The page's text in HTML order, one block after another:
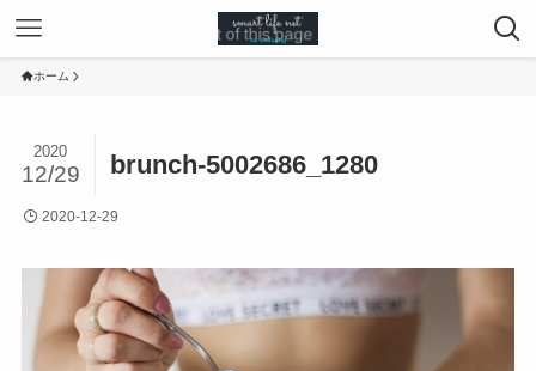
ホーム
brunch-5002686_1280
2020
12/29
2020-12-29